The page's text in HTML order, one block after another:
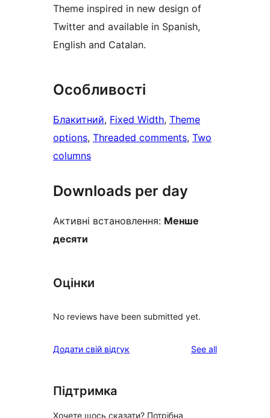
Theme inspired in new design of
Twitter and available in Spanish,
English and Catalan.
Особливості
Блакитний, Fixed Width, Theme
options, Threaded comments, Two
columns
Downloads per day
Активні встановлення: Менше
десяти
Оцінки
No reviews have been submitted yet.
Додати свій відгук See allreviews
Підтримка
Хочете щось сказати? Потрібна